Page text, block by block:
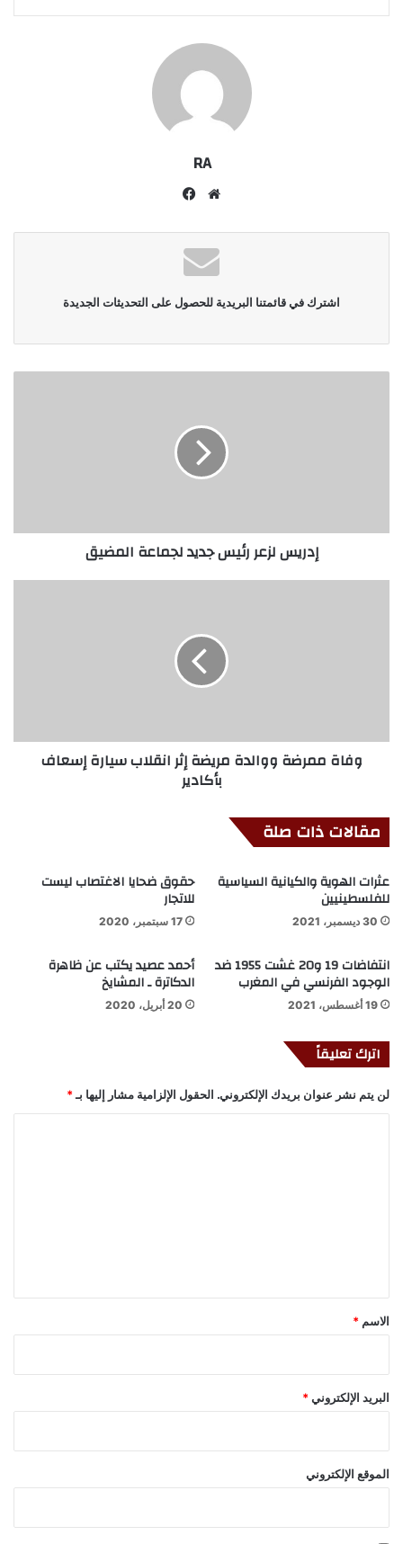
RA
موقع
اشترك في قائمتنا البريدية للحصول على التحديثات الجديدة
إدريس لزعر رئيس جديد لجماعة المضيق
وفاة ممرضة ووالدة مريضة إثر انقلاب سيارة إسعاف
بأكادير
مقالات ذات صلة
عثرات الهوية والكيانية السياسية
للفلسطينيين
30 ديسمبر، 2021
حقوق ضحايا الاغتصاب ليست
للاتجار
17 سبتمبر، 2020
انتفاضات 19 و20 غشت 1955 ضد
الوجود الفرنسي في المغرب
19 أغسطس، 2021
أحمد عصيد يكتب عن ظاهرة
الدكاترة ـ المشايخ
20 أبريل، 2020
اترك تعليقاً
لن يتم نشر عنوان بريدك الإلكتروني. الحقول الإلزامية مشار إليها بـ *
*
الاسم *
البريد الإلكتروني *
الموقع الإلكتروني